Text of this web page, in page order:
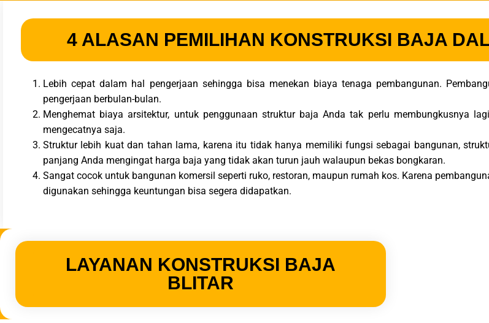
4 ALASAN PEMILIHAN KONSTRUKSI BAJA
Lebih cepat dalam hal pengerjaan sehingga bisa menekan biaya tenaga pembangunan.
pengerjaan berbulan-bulan.
Menghemat biaya arsitektur, untuk penggunaan struktur baja Anda tak perlu membungkusnya
mengecatnya saja.
Struktur lebih kuat dan tahan lama, karena itu tidak hanya memiliki fungsi sebagai bangunan,
panjang Anda mengingat harga baja yang tidak akan turun jauh walaupun bekas bongkaran.
Sangat cocok untuk bangunan komersil seperti ruko, restoran, maupun rumah kos. Karena
digunakan sehingga keuntungan bisa segera didapatkan.
LAYANAN KONSTRUKSI BAJA
BLITAR